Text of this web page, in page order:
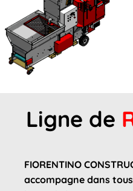
Ligne de
FIORENTINO
accompagne dans